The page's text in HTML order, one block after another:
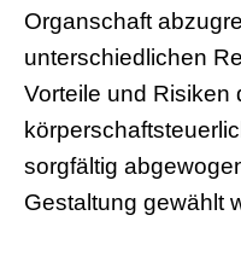
Organschaft
unterschiedlichen
Vorteile und Risiken
sorgfältig
Gestaltung gewählt